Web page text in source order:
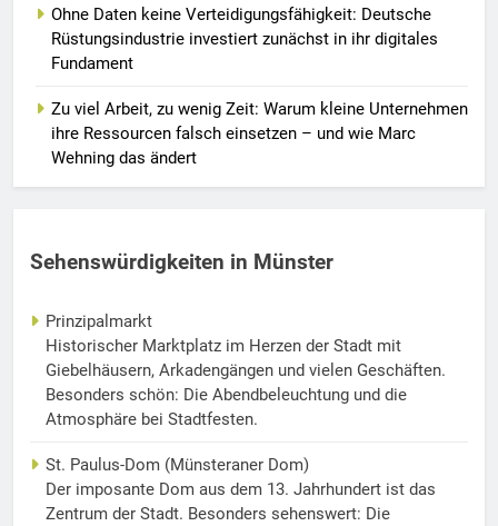
Ohne Daten keine Verteidigungsfähigkeit: Deutsche
Rüstungsindustrie investiert zunächst in ihr digitales
Fundament
Zu viel Arbeit, zu wenig Zeit: Warum kleine Unternehmen
ihre Ressourcen falsch einsetzen – und wie Marc
Wehning das ändert
Sehenswürdigkeiten in Münster
Prinzipalmarkt
Historischer Marktplatz im Herzen der Stadt mit
Giebelhäusern, Arkadengängen und vielen Geschäften.
Besonders schön: Die Abendbeleuchtung und die
Atmosphäre bei Stadtfesten.
St. Paulus-Dom (Münsteraner Dom)
Der imposante Dom aus dem 13. Jahrhundert ist das
Zentrum der Stadt. Besonders sehenswert: Die